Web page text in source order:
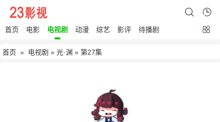
首页 电影 电视剧 动漫 综艺 影评 待播剧
首页 » 电视剧 » 光·渊 » 第27集